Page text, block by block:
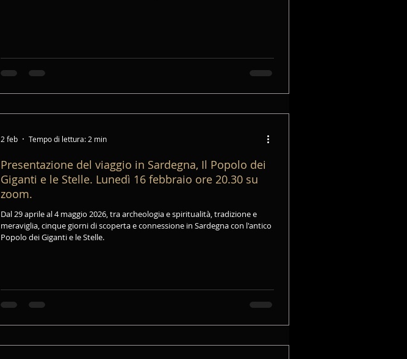
Presentazione del viaggio in Sardegna, Il Popolo dei
Giganti e le Stelle. Lunedì 16 febbraio ore 20.30 su
zoom.
Dal 29 aprile al 4 maggio 2026, tra archeologia e spiritualità, tradizione e
meraviglia, cinque giorni di scoperta e connessione in Sardegna con l'antico
Popolo dei Giganti e le Stelle.
2 feb Tempo di lettura: 2 min